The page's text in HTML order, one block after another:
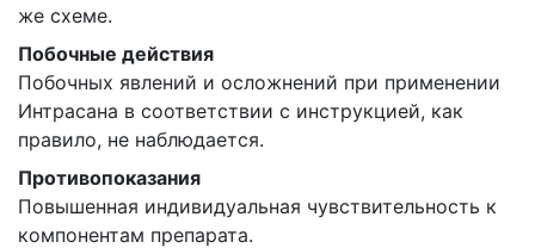
же схеме.
Побочные действия
Побочных явлений и осложнений при применении
Интрасана в соответствии с инструкцией, как
правило, не наблюдается.
Противопоказания
Повышенная индивидуальная чувствительность к
компонентам препарата.